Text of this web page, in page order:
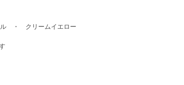
クリームイエロー
す